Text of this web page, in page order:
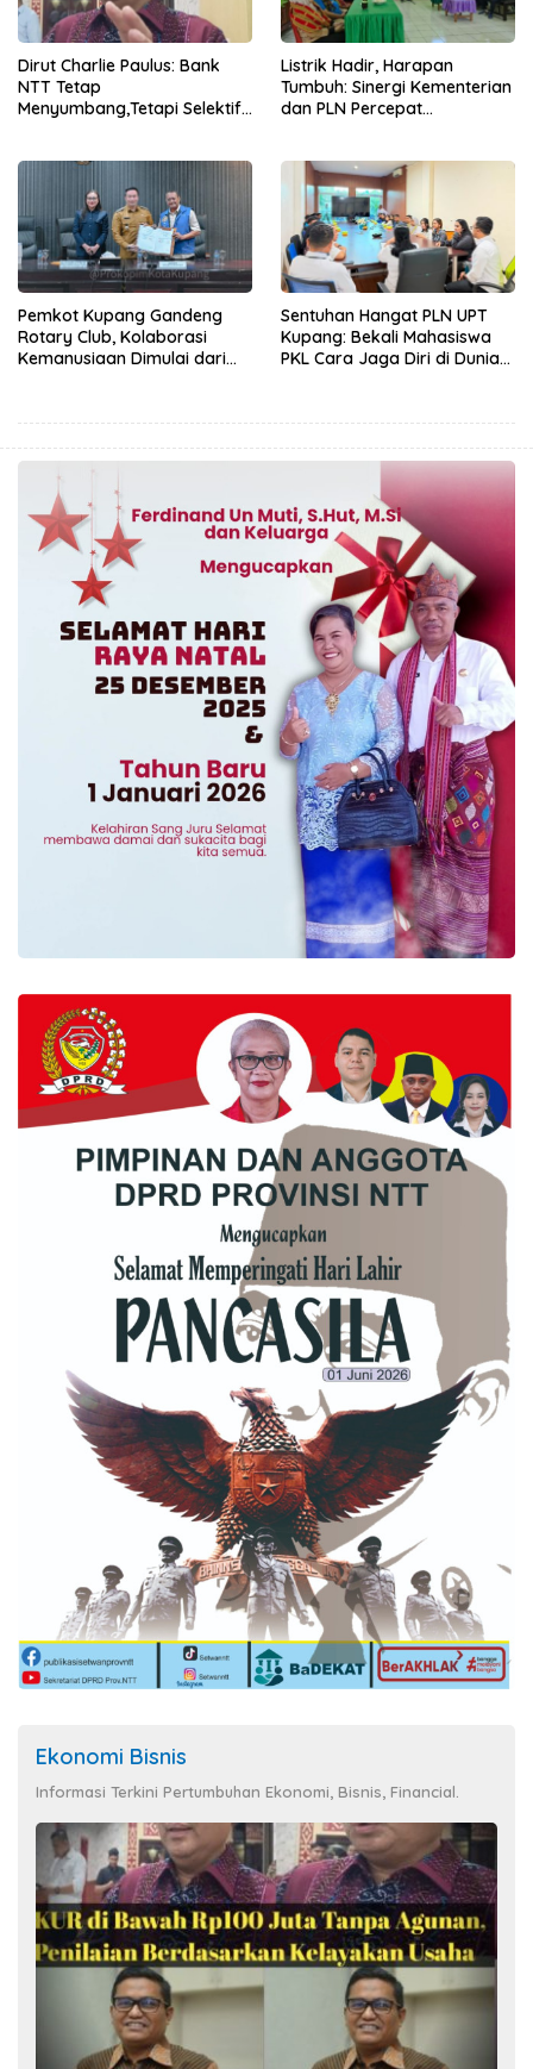
Dirut Charlie Paulus: Bank
NTT Tetap
Menyumbang,Tetapi Selektif
Listrik Hadir, Harapan
Tumbuh: Sinergi Kementerian
dan PLN Percepat
Pemkot Kupang Gandeng
Rotary Club, Kolaborasi
Kemanusiaan Dimulai dari
Sentuhan Hangat PLN UPT
Kupang: Bekali Mahasiswa
PKL Cara Jaga Diri di Dunia
Ekonomi Bisnis
Informasi Terkini Pertumbuhan Ekonomi, Bisnis, Financial.